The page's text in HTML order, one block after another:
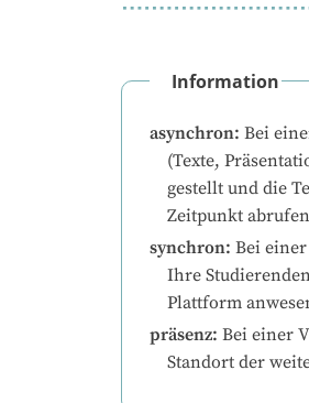
Information
asynchron: Bei
(Texte,
gestellt und die
Zeitpunkt
synchron: Bei
Ihre
Plattform
präsenz: Bei einer
Standort der